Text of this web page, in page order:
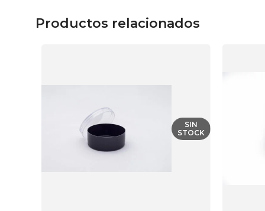
Productos relacionados
SIN
STOCK